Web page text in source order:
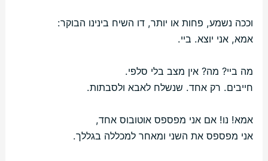
וככה נשמע, פחות או יותר, דו השיח בינינו הבוקר:
אמא, אני יוצא. ביי.
מה ביי? מה? אין מצב בלי סלפי.
חייבים. רק אחד. שנשלח לאבא ולסבתות.
אמא! נו! אם אני מפספס אוטובוס אחד,
אני מפספס את השני ומאחר למכללה בגללך.